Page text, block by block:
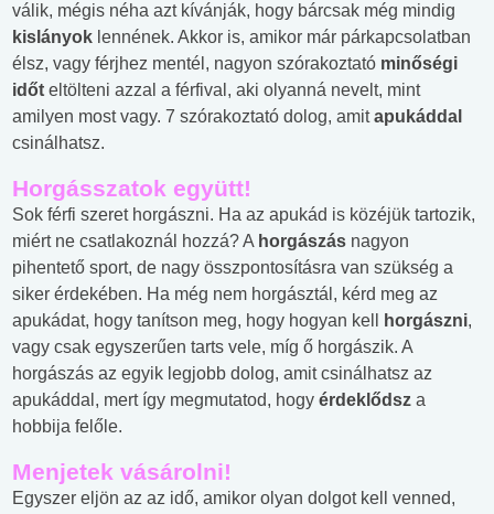
válik, mégis néha azt kívánják, hogy bárcsak még mindig
kislányok lennének. Akkor is, amikor már párkapcsolatban
élsz, vagy férjhez mentél, nagyon szórakoztató minőségi
időt eltölteni azzal a férfival, aki olyanná nevelt, mint
amilyen most vagy. 7 szórakoztató dolog, amitapukáddal
csinálhatsz.
Horgásszatok együtt!
Sok férfi szeret horgászni. Ha az apukád is közéjük tartozik,
miért ne csatlakoznál hozzá? A horgászás nagyon
pihentető sport, de nagy összpontosításra van szükség a
siker érdekében. Ha még nem horgásztál, kérd meg az
apukádat, hogy tanítson meg, hogy hogyan kell
horgászni,
vagy csak egyszerűen tarts vele, míg ő horgászik. A
horgászás az egyik legjobb dolog, amit csinálhatsz az
apukáddal, mert így megmutatod, hogy érdeklődsz a
hobbija felőle.
Menjetek vásárolni!
Egyszer eljön az az idő, amikor olyan dolgot kell venned,